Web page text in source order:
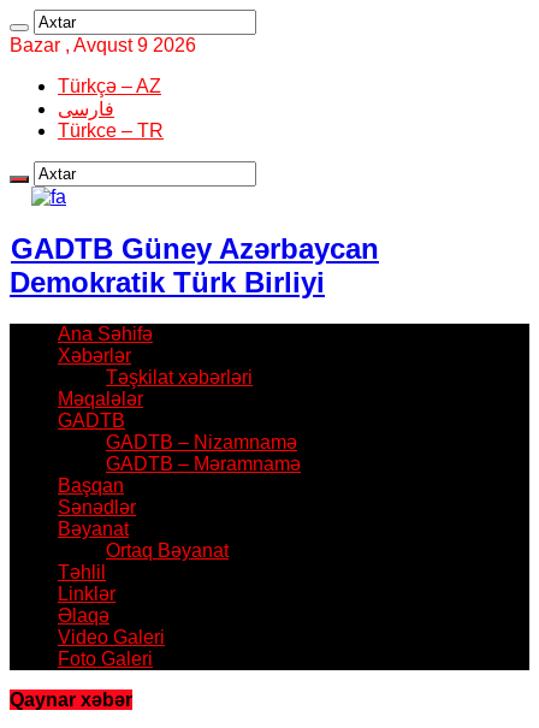
Bazar , Avqust 9 2026
Türkçə – AZ
فارسی
Türkce – TR
GADTB Güney Azərbaycan
Demokratik Türk Birliyi
Ana Səhifə
Xəbərlər
Təşkilat xəbərləri
Məqalələr
GADTB
GADTB – Nizamnamə
GADTB – Məramnamə
Başqan
Sənədlər
Bəyanat
Ortaq Bəyanat
Təhlil
Linklər
Əlaqə
Video Galeri
Foto Galeri
Qaynar xəbər